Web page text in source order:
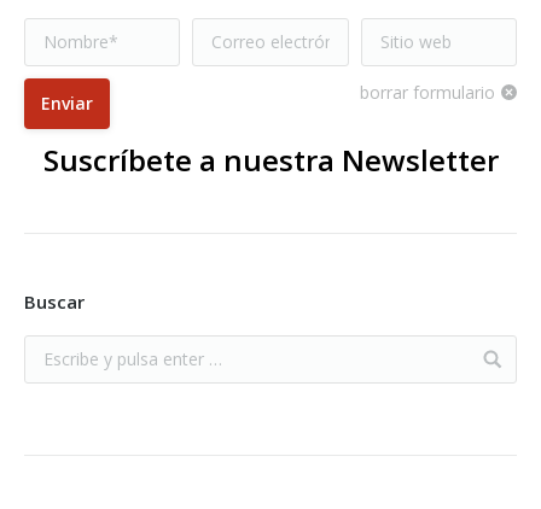
Nombre *
Correo electrónico
*
Sitio web
borrar formulario
Enviar
Suscríbete a nuestra Newsletter
Buscar